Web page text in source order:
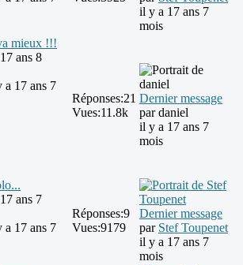
il y a 17 ans 7
mois
mieux !!!
ans 8
a 17 ans 7
Réponses:21
Vues:11.8k
Dernier message
pardaniel
il y a 17 ans 7
mois
ans 7
a 17 ans 7
Réponses:9
Vues:9179
Dernier message
par Stef Toupenet
il y a 17 ans 7
mois